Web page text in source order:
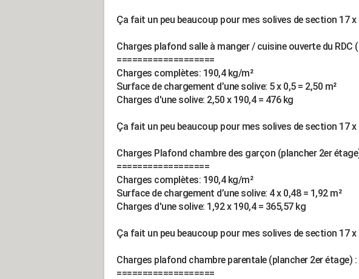
Ça fait un peu beaucoup pour mes solives de section 17 x
Charges plafond salle à manger / cuisine ouverte du RDC
===================
Charges complètes: 190,4 kg/m²
Surface de chargement d’une solive: 5 x 0,5 = 2,50 m²
Charges d'une solive: 2,50 x 190,4 = 476 kg
Ça fait un peu beaucoup pour mes solives de section 17 x
Charges Plafond chambre des garçon (plancher 2er
==================
Charges complètes: 190,4 kg/m²
Surface de chargement d’une solive: 4 x 0,48 = 1,92 m²
Charges d'une solive: 1,92 x 190,4 = 365,57 kg
Ça fait un peu beaucoup pour mes solives de section 17 x
Charges plafond chambre parentale (plancher 2er étage) :
===================